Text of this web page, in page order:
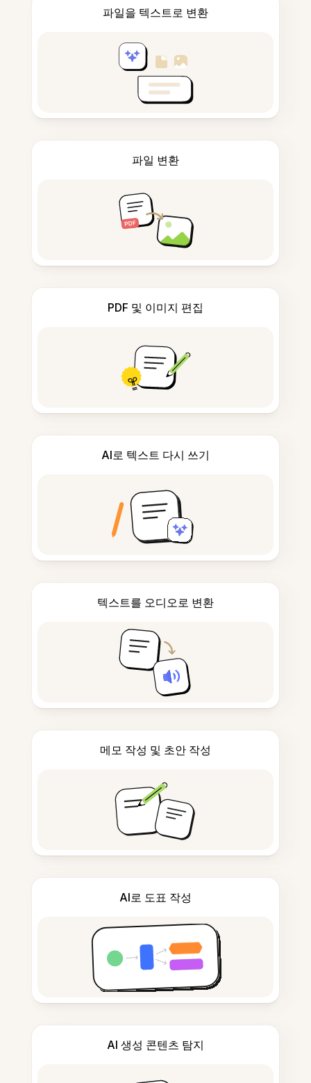
파일을 텍스트로 변환
파일 변환
PDF 및 이미지 편집
AI로 텍스트 다시 쓰기
텍스트를 오디오로 변환
메모 작성 및 초안 작성
AI로 도표 작성
AI 생성 콘텐츠 탐지